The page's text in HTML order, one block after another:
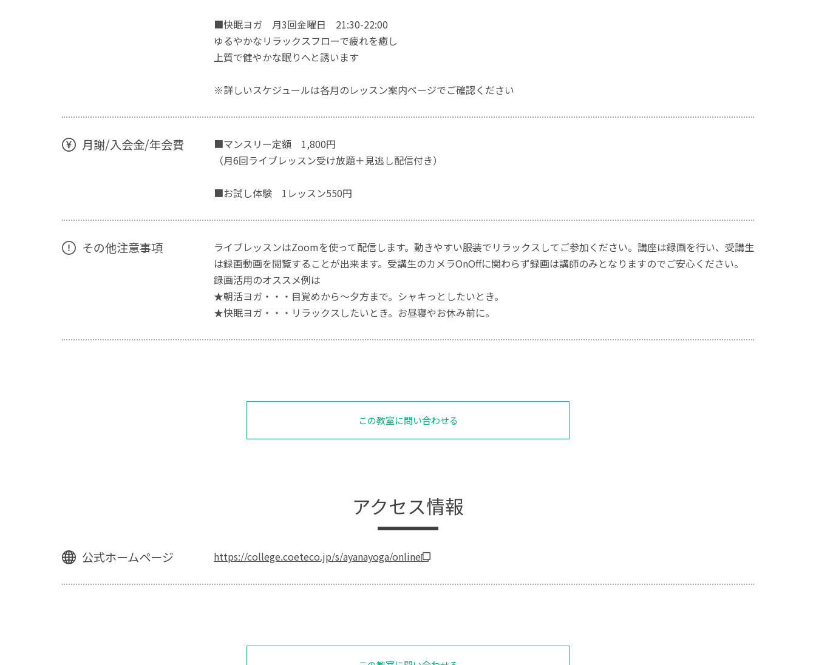
■快眠ヨガ 月3回金曜日 21:30-22:00
ゆるやかなリラックスフローで疲れを癒し
上質で健やかな眠りへと誘います
※詳しいスケジュールは各月のレッスン案内ページでご確認ください
月謝/入会金/年会費
■マンスリー定額 1,800円
（月6回ライブレッスン受け放題＋見逃し配信付き）
■お試し体験 1レッスン550円
その他注意事項
ライブレッスンはZoomを使って配信します。動きやすい服装でリラックスしてご参加ください。講座は録画を行い、受講生
は録画動画を閲覧することが出来ます。受講生のカメラOnOffに関わらず録画は講師のみとなりますのでご安心ください。
録画活用のオススメ例は
★朝活ヨガ・・・目覚めから～夕方まで。シャキっとしたいとき。
★快眠ヨガ・・・リラックスしたいとき。お昼寝やお休み前に。
この教室に問い合わせる
アクセス情報
公式ホームページ https://college.coeteco.jp/s/ayanayoga/online